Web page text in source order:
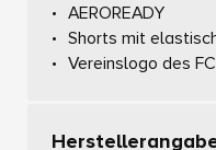
AEROREADY
Shorts mit
Vereinslogo des